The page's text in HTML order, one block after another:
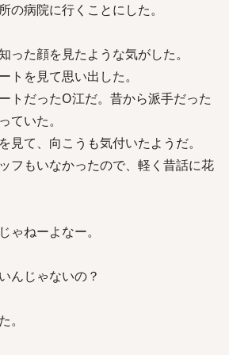
の病院に行くことにした。
った顔を見たような気がした。
トを見て思い出した。
トだったO江だ。昔から派手だった
ていた。
見て、向こうも気付いたようだ。
フもいなかったので、軽く昔話に花
ねーよなー。
んじゃないの？